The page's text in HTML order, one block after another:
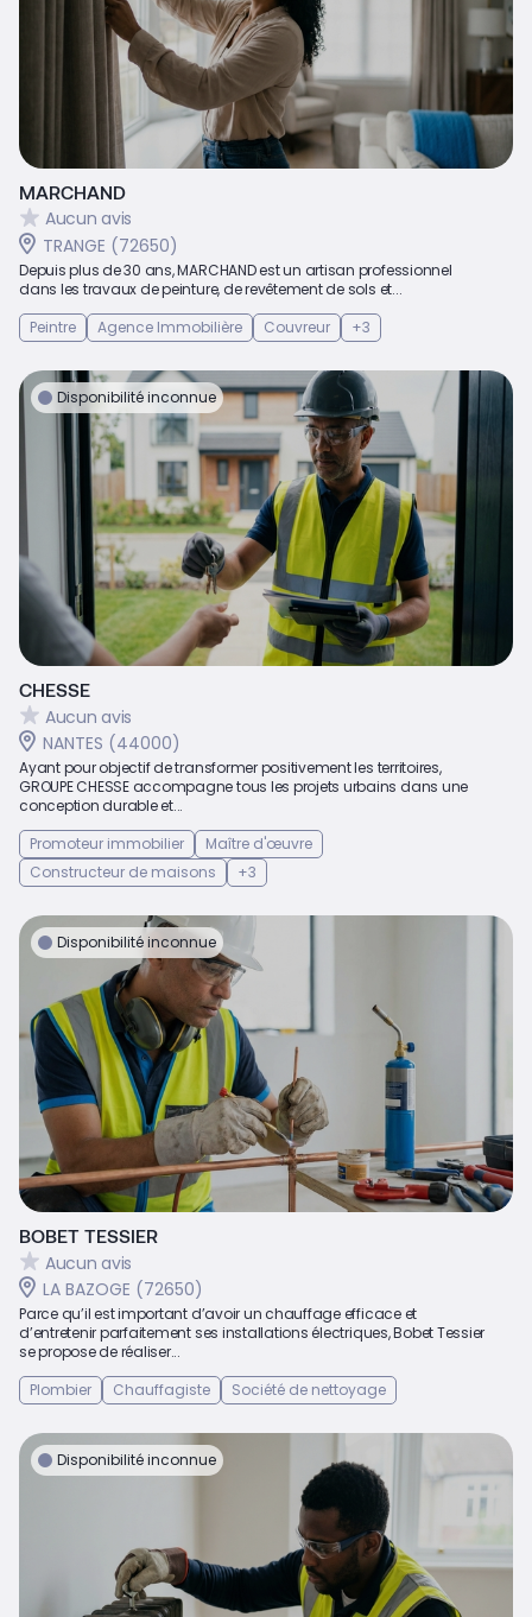
MARCHAND
Aucun avis
TRANGE (72650)
Depuis plus de 30 ans, MARCHAND est un artisan professionnel
dans les travaux de peinture, de revêtement de sols et...
Peintre
Agence Immobilière Couvreur +3
Disponibilité inconnue
CHESSE
Aucun avis
NANTES (44000)
Ayant pour objectif de transformer positivement les territoires,
GROUPE CHESSE accompagne tous les projets urbains dans une
conception durable et...
Promoteur immobilier
Maître d'œuvre
Constructeur de maisons
+3
Disponibilité inconnue
BOBET TESSIER
Aucun avis
LA BAZOGE (72650)
Parce qu’il est important d’avoir un chauffage efficace et
d’entretenir parfaitement ses installations électriques, Bobet Tessier
se propose de réaliser...
Plombier
Chauffagiste Société de nettoyage
Disponibilité inconnue